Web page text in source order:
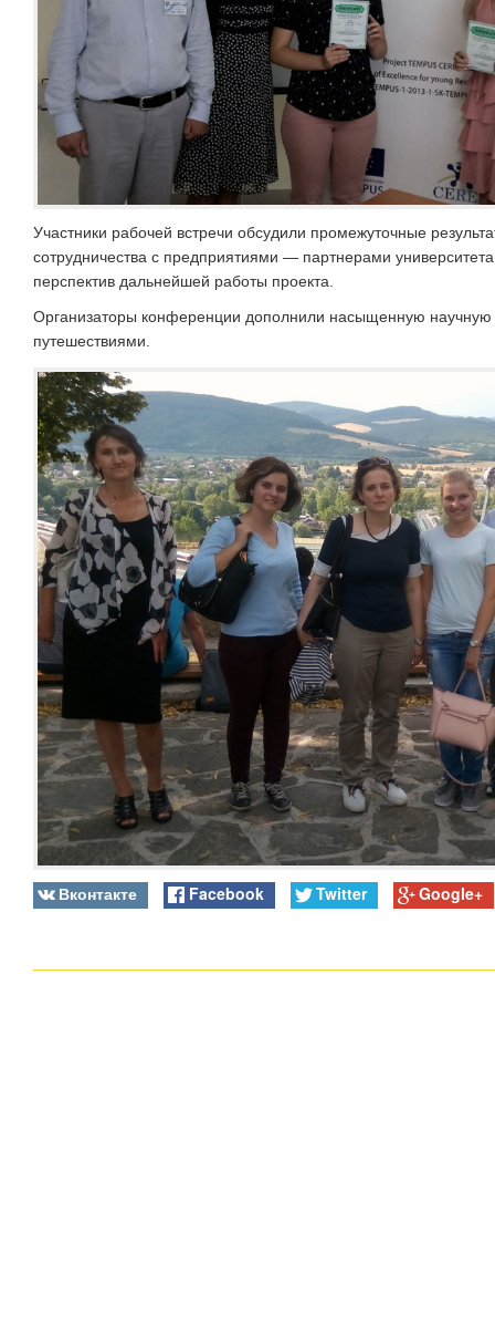
Участники рабочей встречи обсудили промежуточные
сотрудничества с предприятиями — партнерами
перспектив дальнейшей работы проекта.
Организаторы конференции дополнили насыщенную
путешествиями.
Вконтакте Facebook Twitter Google+